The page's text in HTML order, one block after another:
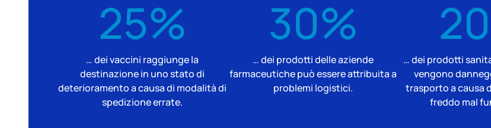
25%
… dei vaccini raggiunge la
destinazione in uno stato di
deterioramento a causa di modalità di
spedizione errate.
30%
… dei prodotti delle aziende
farmaceutiche può essere attribuita a
problemi logistici.
… dei prodotti
vengono
trasporto a causa
freddo mal